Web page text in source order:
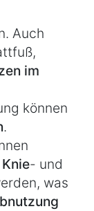
Auch
im
können
.
Knie- und
was